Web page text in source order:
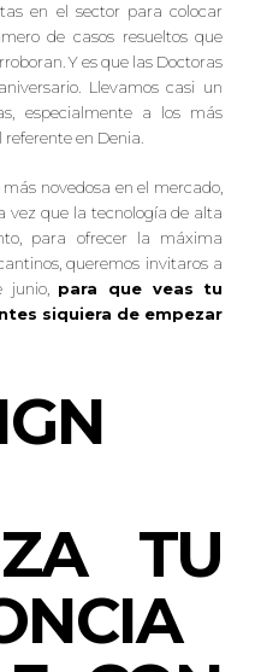
en el sector para colocar
de casos resueltos que
Y es que las Doctoras
Llevamos casi un
especialmente a los más
en Denia.
novedosa en el mercado,
vez que la tecnología de alta
para ofrecer la máxima
queremos invitaros a
junio, para que veas tu
siquiera de empezar
TU